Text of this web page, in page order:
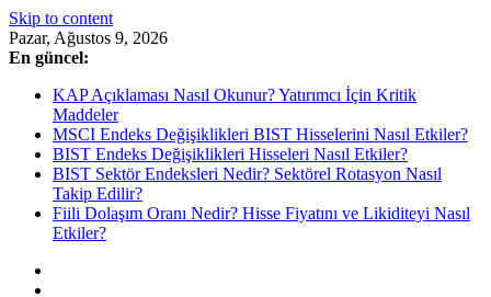
Skip to content
Pazar, Ağustos 9, 2026
En güncel:
KAP Açıklaması Nasıl Okunur? Yatırımcı İçin Kritik
Maddeler
MSCI Endeks Değişiklikleri BIST Hisselerini Nasıl Etkiler?
BIST Endeks Değişiklikleri Hisseleri Nasıl Etkiler?
BIST Sektör Endeksleri Nedir? Sektörel Rotasyon Nasıl
Takip Edilir?
Fiili Dolaşım Oranı Nedir? Hisse Fiyatını ve Likiditeyi Nasıl
Etkiler?